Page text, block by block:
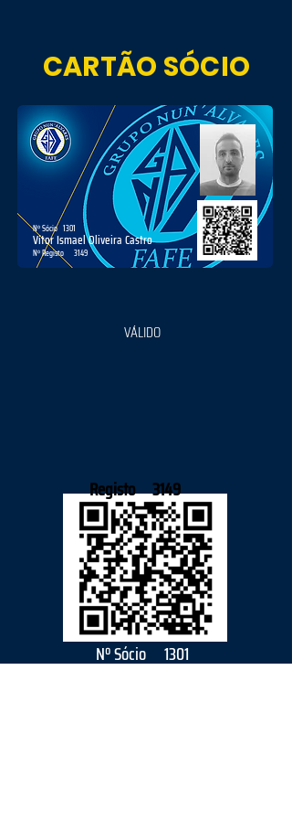
CARTÃO SÓCIO
1301
Nº Sócio
Vítor Ismael Oliveira Castro
3149
Nº Registo
VÁLIDO
1301
Nº Sócio
Registo 3149